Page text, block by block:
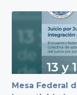
Mesa Federal